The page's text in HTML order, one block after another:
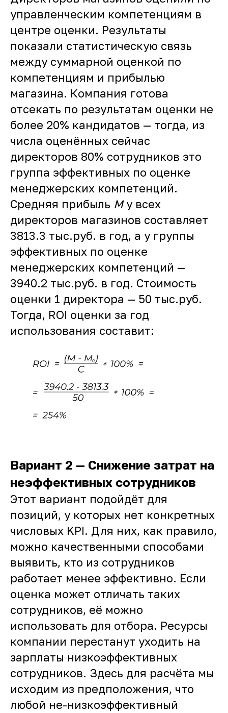
управленческим компетенциям в
центре оценки. Результаты
показали статистическую связь
между суммарной оценкой по
компетенциям и прибылью
магазина. Компания готова
отсекать по результатам оценки не
более 20% кандидатов — тогда, из
числа оценённых сейчас
директоров 80% сотрудников это
группа эффективных по оценке
менеджерских компетенций.
Средняя прибыль Mу всех
директоров магазинов составляет
3813.3 тыс.руб. в год, а у группы
эффективных по оценке
менеджерских компетенций —
3940.2 тыс.руб. в год. Стоимость
оценки 1 директора — 50 тыс.руб.
Тогда, ROI оценки за год
использования составит:
Вариант 2 — Снижение затрат на
неэффективных сотрудников
Этот вариант подойдёт для
позиций, у которых нет конкретных
числовых KPI. Для них, как правило,
можно качественными способами
выявить, кто из сотрудников
работает менее эффективно. Если
оценка может отличать таких
сотрудников, её можно
использовать для отбора. Ресурсы
компании перестанут уходить на
зарплаты низкоэффективных
сотрудников. Здесь для расчёта мы
исходим из предположения, что
любой не-низкоэффективный